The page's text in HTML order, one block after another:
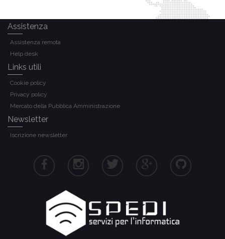
Assistenza
Assistenza remota
Help desk
Links utili
Cookie policy
Privacy policy
Mercato della Pubblica Amministrazione
Newsletter
Iscrizione newsletter